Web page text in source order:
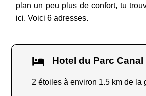
plan un peu plus de confort, tu
ici. Voici 6 adresses.
Hotel du Parc
2 étoiles à environ 1.5 km de la